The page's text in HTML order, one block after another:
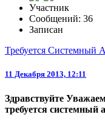
Участник
Сообщений: 36
Записан
Требуется Системный
11 Декабря 2013, 12:11
Здравствуйте
требуется системный